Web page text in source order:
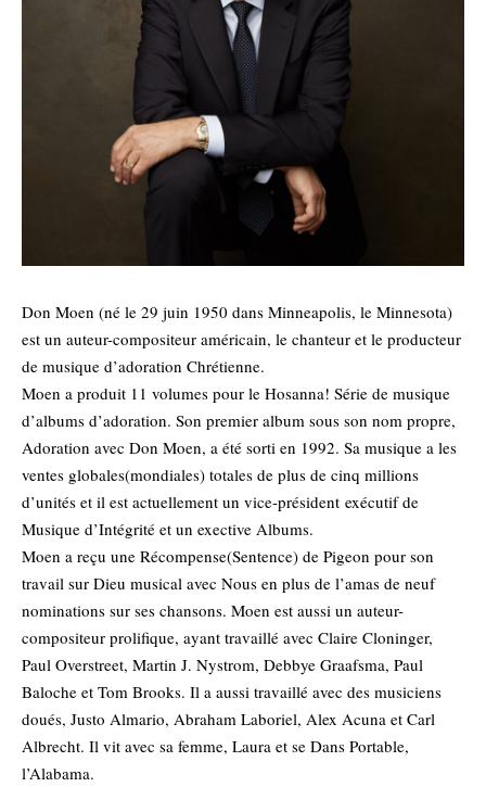
Don Moen (né le 29 juin 1950 dans Minneapolis, le Minnesota)
est un auteur-compositeur américain, le chanteur et le producteur
de musique d’adoration Chrétienne.
Moen a produit 11 volumes pour le Hosanna! Série de musique
d’albums d’adoration. Son premier album sous son nom propre,
Adoration avec Don Moen, a été sorti en 1992. Sa musique a les
ventes globales(mondiales) totales de plus de cinq millions
d’unités et il est actuellement un vice-président exécutif de
Musique d’Intégrité et un exective Albums.
Moen a reçu une Récompense(Sentence) de Pigeon pour son
travail sur Dieu musical avec Nous en plus de l’amas de neuf
nominations sur ses chansons. Moen est aussi un auteur-
compositeur prolifique, ayant travaillé avec Claire Cloninger,
Paul Overstreet, Martin J. Nystrom, Debbye Graafsma, Paul
Baloche et Tom Brooks. Il a aussi travaillé avec des musiciens
doués, Justo Almario, Abraham Laboriel, Alex Acuna et Carl
Albrecht. Il vit avec sa femme, Laura et se Dans Portable,
l’Alabama.